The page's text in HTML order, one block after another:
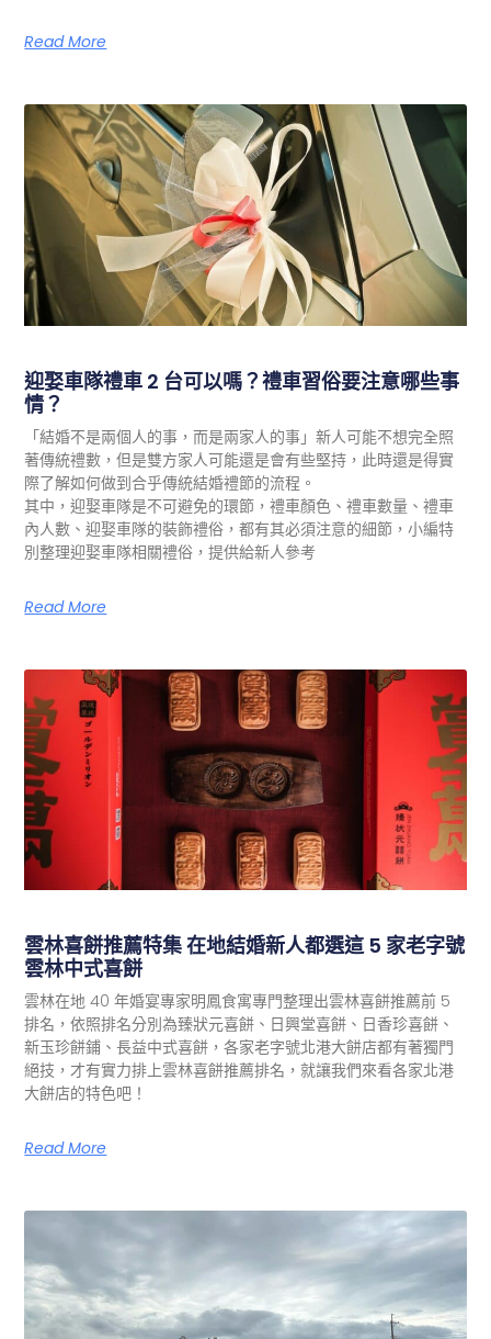
Read More
迎娶車隊禮車 2 台可以嗎？禮車習俗要注意哪些事
情？
「結婚不是兩個人的事，而是兩家人的事」新人可能不想完全照
著傳統禮數，但是雙方家人可能還是會有些堅持，此時還是得實
際了解如何做到合乎傳統結婚禮節的流程。
其中，迎娶車隊是不可避免的環節，禮車顏色、禮車數量、禮車
內人數、迎娶車隊的裝飾禮俗，都有其必須注意的細節，小編特
別整理迎娶車隊相關禮俗，提供給新人參考
Read More
雲林喜餅推薦特集 在地結婚新人都選這 5 家老字號
雲林中式喜餅
雲林在地 40 年婚宴專家明鳳食寓專門整理出雲林喜餅推薦前 5
排名，依照排名分別為臻狀元喜餅、日興堂喜餅、日香珍喜餅、
新玉珍餅鋪、長益中式喜餅，各家老字號北港大餅店都有著獨門
絕技，才有實力排上雲林喜餅推薦排名，就讓我們來看各家北港
大餅店的特色吧！
Read More